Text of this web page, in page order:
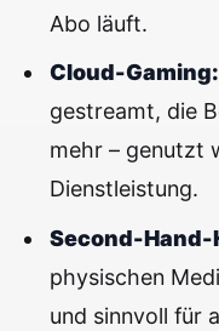
Abo läuft.
Cloud-Gaming:
gestreamt, die
mehr – genutzt
Dienstleistung.
Second-Hand-
physischen
und sinnvoll für